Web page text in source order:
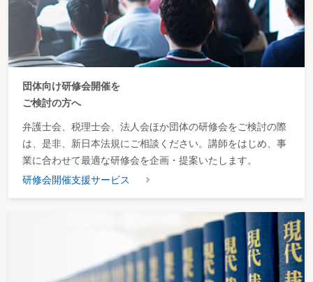
団体向け研修会開催を
ご検討の方へ
弁護士会、税理士会、法人会ほか団体の研修会をご検討の際
は、是非、新日本法規にご相談ください。講師をはじめ、事
業に合わせて最適な研修会を企画・提案いたします。
研修会開催支援サービス